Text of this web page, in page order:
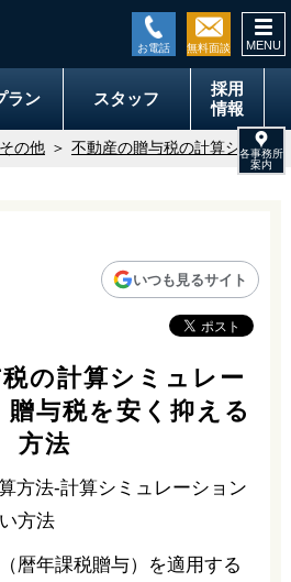
ラン スタッフ
採用
情報
その他 不動産の贈与税の計算シミュ
いつも見るサイト
の計算シミュレー
与税を安く抑える
方法
暦年課税贈与）を適用する